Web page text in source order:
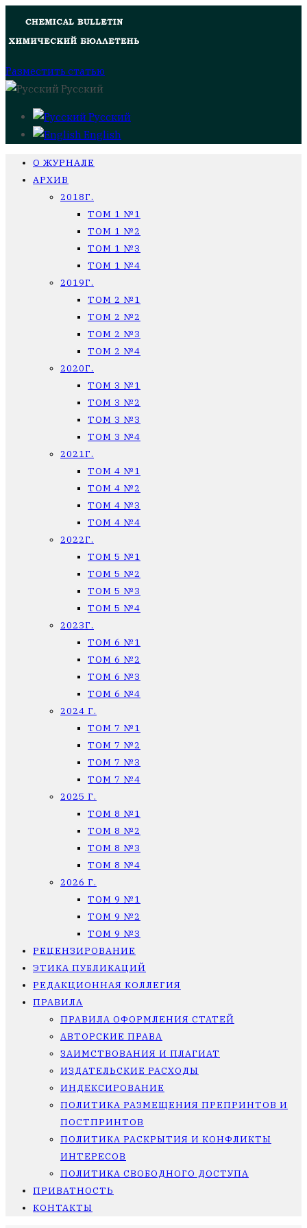
Разместить статью
Русский
Русский
English
О ЖУРНАЛЕ
АРХИВ
2018Г.
ТОМ 1 №1
ТОМ 1 №2
ТОМ 1 №3
ТОМ 1 №4
2019Г.
ТОМ 2 №1
ТОМ 2 №2
ТОМ 2 №3
ТОМ 2 №4
2020Г.
ТОМ 3 №1
ТОМ 3 №2
ТОМ 3 №3
ТОМ 3 №4
2021Г.
ТОМ 4 №1
ТОМ 4 №2
ТОМ 4 №3
ТОМ 4 №4
2022Г.
ТОМ 5 №1
ТОМ 5 №2
ТОМ 5 №3
ТОМ 5 №4
2023Г.
ТОМ 6 №1
ТОМ 6 №2
ТОМ 6 №3
ТОМ 6 №4
2024 Г.
ТОМ 7 №1
ТОМ 7 №2
ТОМ 7 №3
ТОМ 7 №4
2025 Г.
ТОМ 8 №1
ТОМ 8 №2
ТОМ 8 №3
ТОМ 8 №4
2026 Г.
ТОМ 9 №1
ТОМ 9 №2
ТОМ 9 №3
РЕЦЕНЗИРОВАНИЕ
ЭТИКА ПУБЛИКАЦИЙ
РЕДАКЦИОННАЯ КОЛЛЕГИЯ
ПРАВИЛА
ПРАВИЛА ОФОРМЛЕНИЯ СТАТЕЙ
АВТОРСКИЕ ПРАВА
ЗАИМСТВОВАНИЯ И ПЛАГИАТ
ИЗДАТЕЛЬСКИЕ РАСХОДЫ
ИНДЕКСИРОВАНИЕ
ПОЛИТИКА РАЗМЕЩЕНИЯ ПРЕПРИНТОВ И
ПОСТПРИНТОВ
ПОЛИТИКА РАСКРЫТИЯ И КОНФЛИКТЫ
ИНТЕРЕСОВ
ПОЛИТИКА СВОБОДНОГО ДОСТУПА
ПРИВАТНОСТЬ
КОНТАКТЫ